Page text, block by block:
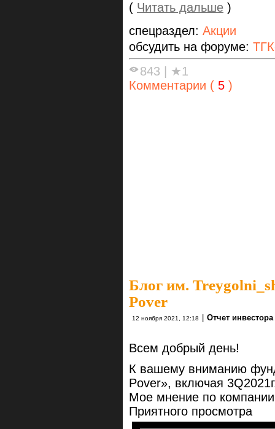
( Читать дальше )
спецраздел: Акции
обсудить на форуме:
843
★1
Комментарии ( 5 )
Блог им.
Pover
12 ноября 2021, 12:18 Отчет инвестора
Всем добрый день!
К вашему вниманию
Pover», включая
Мое мнение по
Приятного просмотра